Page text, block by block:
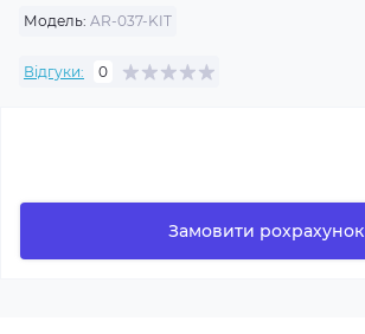
Модель: AR-037-KIT
Відгуки: 0
Замовити рохрахунок